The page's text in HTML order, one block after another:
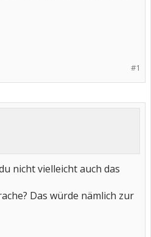
#1
nicht vielleicht auch das
Das würde nämlich zur